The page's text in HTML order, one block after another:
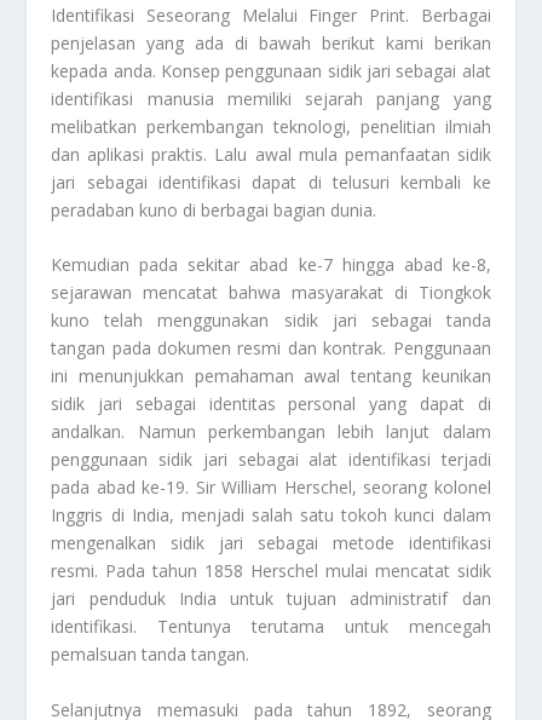
Identifikasi Seseorang Melalui Finger Print. Berbagai
penjelasan yang ada di bawah berikut kami berikan
kepada anda. Konsep penggunaan sidik jari sebagai alat
identifikasi manusia memiliki sejarah panjang yang
melibatkan perkembangan teknologi, penelitian ilmiah
dan aplikasi praktis. Lalu awal mula pemanfaatan sidik
jari sebagai identifikasi dapat di telusuri kembali ke
peradaban kuno di berbagai bagian dunia.
Kemudian pada sekitar abad ke-7 hingga abad ke-8,
sejarawan mencatat bahwa masyarakat di Tiongkok
kuno telah menggunakan sidik jari sebagai tanda
tangan pada dokumen resmi dan kontrak. Penggunaan
ini menunjukkan pemahaman awal tentang keunikan
sidik jari sebagai identitas personal yang dapat di
andalkan. Namun perkembangan lebih lanjut dalam
penggunaan sidik jari sebagai alat identifikasi terjadi
pada abad ke-19. Sir William Herschel, seorang kolonel
Inggris di India, menjadi salah satu tokoh kunci dalam
mengenalkan sidik jari sebagai metode identifikasi
resmi. Pada tahun 1858 Herschel mulai mencatat sidik
jari penduduk India untuk tujuan administratif dan
identifikasi. Tentunya terutama untuk mencegah
pemalsuan tanda tangan.
Selanjutnya memasuki pada tahun 1892, seorang